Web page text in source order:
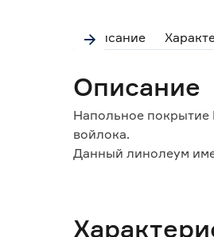
Описание
Описание
Напольное покрытие
войлока.
Данный линолеум
количество